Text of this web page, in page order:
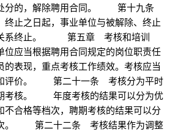
分的，解除聘用合同。 第十九条
终止之日起，事业单位与被解除、终止
关系终止。 第五章 考核和培训
当根据聘用合同规定的岗位职责任
的表现，重点考核工作绩效。考核应当
和评价。 第二十一条 考核分为平时
考核。 年度考核的结果可以分为优
不合格等档次，聘期考核的结果可以分
次。 第二十二条 考核结果作为调整